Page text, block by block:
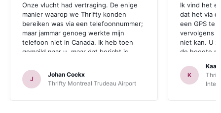
Onze vlucht had vertraging. De enige
manier waarop we Thrifty konden
bereiken was via een telefoonnummer;
maar jammar genoeg werkte mijn
telefoon niet in Canada. Ik heb toen
gemaild naar u, maar dat bericht is
Deze opmerking geldt zowel voor
Thrifte als voor u: het zou fijn zijn om
op een andere manier contact te
J
Johan Cockx
Thrifty Montreal Trudeau Airport
Ik vind het
dat het via
een GPS te
vervolgens
niet kan. U
de hoogte
een GPS bij
is. Dan
K
Kaat